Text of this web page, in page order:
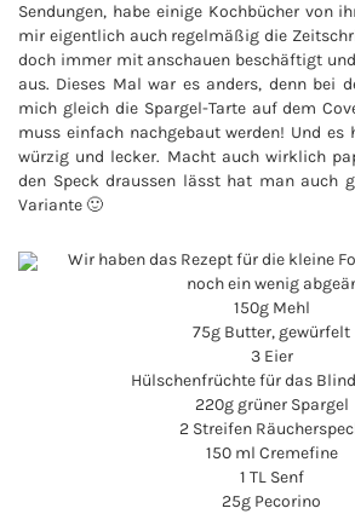
Sendungen, habe einige Kochbücher von
mir eigentlich auch regelmäßig die
doch immer mit anschauen beschäftigt
aus. Dieses Mal war es anders, denn bei
mich gleich die Spargel-Tarte auf dem
muss einfach nachgebaut werden! Und es
würzig und lecker. Macht auch wirklich
den Speck draussen lässt hat man auch
Variante 🙂
Wir haben das Rezept für die kleine
noch ein wenig
150g Mehl
75g Butter, gewürfelt
3 Eier
Hülschenfrüchte für das
220g grüner Spargel
2 Streifen
150 ml Cremefine
1 TL Senf
25g Pecorino